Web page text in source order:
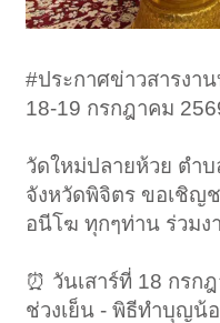
#ประกาศข่าวสารง
18-19 กรกฎาคม
วัดใหม่ปลายห้วย ตำบ
จังหวัดพิจิตร ขอเชิญ
อนีโฆ ทุกๆท่าน ร่วม
⏰️ วันเสาร์ที่ 18 กรก
ช่วงเย็น - พิธีทำบุญน้